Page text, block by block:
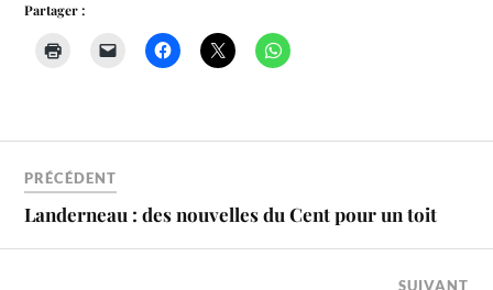
Partager :
PRÉCÉDENT
Landerneau : des nouvelles du Cent pour un toit
SUIVANT